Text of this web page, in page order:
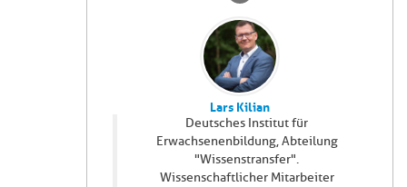
Lars Kilian
Deutsches Institut für
Erwachsenenbildung, Abteilung
"Wissenstransfer".
Wissenschaftlicher Mitarbeiter